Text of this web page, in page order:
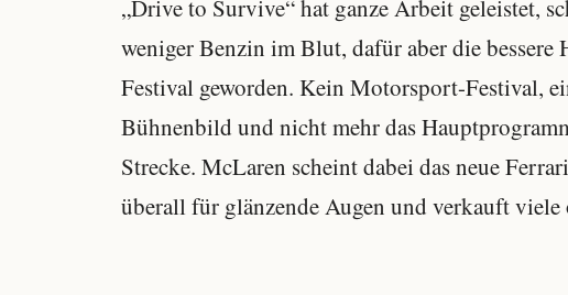
„Drive to Survive“ hat ganze Arbeit geleistet,
weniger Benzin im Blut, dafür aber die
Festival geworden. Kein Motorsport-Festival,
Bühnenbild und nicht mehr das
Strecke. McLaren scheint dabei das neue
überall für glänzende Augen und verkauft viele